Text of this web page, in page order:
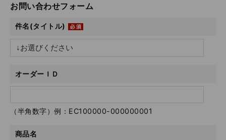
お問い合わせフォーム
件名(タイトル)
オーダーＩＤ
（半角数字）例：EC100000-000000001
商品名